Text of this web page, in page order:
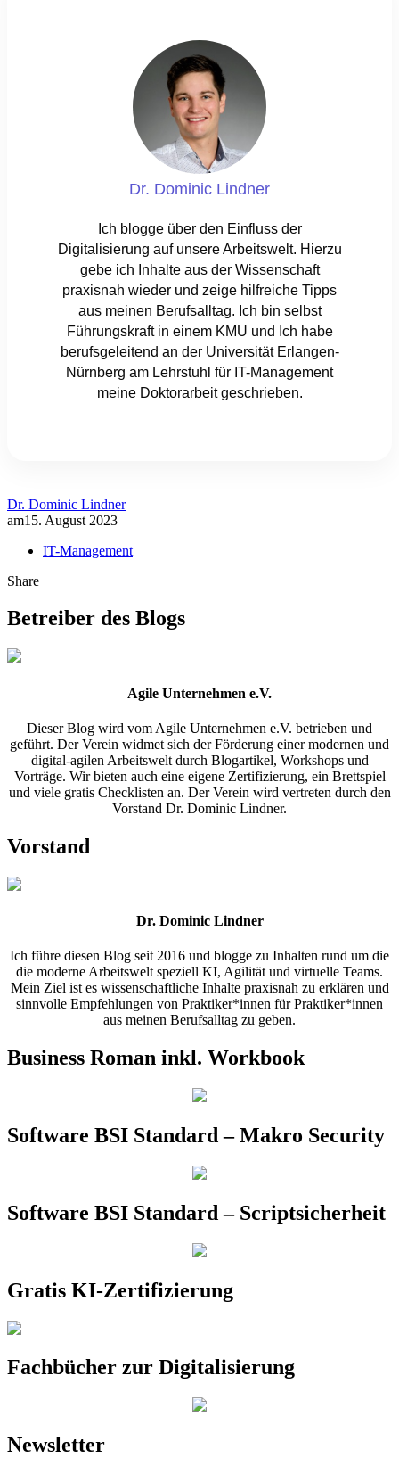
Dr. Dominic Lindner
Ich blogge über den Einfluss der
Digitalisierung auf unsere Arbeitswelt. Hierzu
gebe ich Inhalte aus der Wissenschaft
praxisnah wieder und zeige hilfreiche Tipps
aus meinen Berufsalltag. Ich bin selbst
Führungskraft in einem KMU und Ich habe
berufsgeleitend an der Universität Erlangen-
Nürnberg am Lehrstuhl für IT-Management
meine Doktorarbeit geschrieben.
Dr. Dominic Lindner
am15. August 2023
IT-Management
Share
Betreiber des Blogs
Agile Unternehmen e.V.
Dieser Blog wird vom Agile Unternehmen e.V. betrieben und
geführt. Der Verein widmet sich der Förderung einer modernen und
digital-agilen Arbeitswelt durch Blogartikel, Workshops und
Vorträge. Wir bieten auch eine eigene Zertifizierung, ein Brettspiel
und viele gratis Checklisten an. Der Verein wird vertreten durch den
Vorstand Dr. Dominic Lindner.
Vorstand
Dr. Dominic Lindner
Ich führe diesen Blog seit 2016 und blogge zu Inhalten rund um die
die moderne Arbeitswelt speziell KI, Agilität und virtuelle Teams.
Mein Ziel ist es wissenschaftliche Inhalte praxisnah zu erklären und
sinnvolle Empfehlungen von Praktiker*innen für Praktiker*innen
aus meinen Berufsalltag zu geben.
Business Roman inkl. Workbook
Software BSI Standard – Makro Security
Software BSI Standard – Scriptsicherheit
Gratis KI-Zertifizierung
Fachbücher zur Digitalisierung
Newsletter